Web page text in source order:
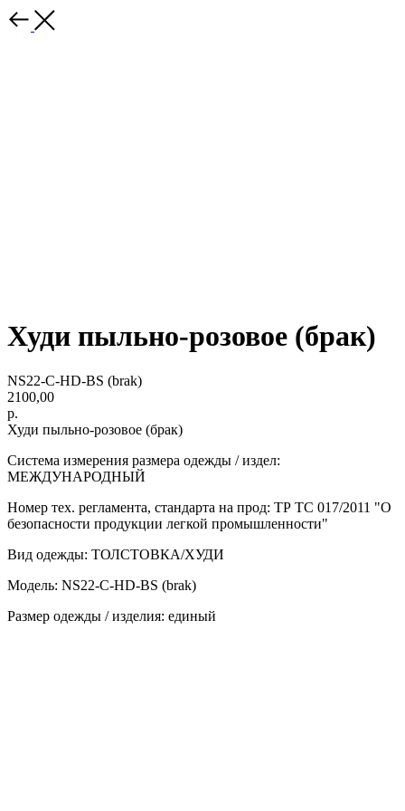
Худи пыльно-розовое (брак)
NS22-C-HD-BS (brak)
2100,00
р.
Худи пыльно-розовое (брак)
Система измерения размера одежды / издел:
МЕЖДУНАРОДНЫЙ
Номер тех. регламента, стандарта на прод: ТР ТС 017/2011 "О
безопасности продукции легкой промышленности"
Вид одежды: ТОЛСТОВКА/ХУДИ
Модель: NS22-C-HD-BS (brak)
Размер одежды / изделия: единый